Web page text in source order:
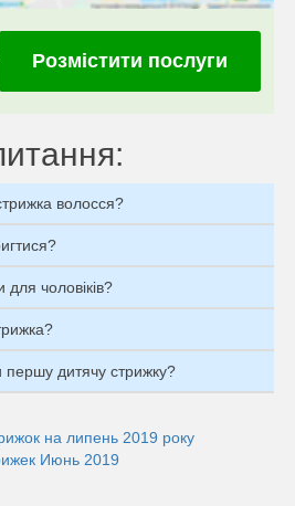
Розмістити послуги
волосся?
для чоловіків?
першу дитячу стрижку?
на липень 2019 року
Июнь 2019